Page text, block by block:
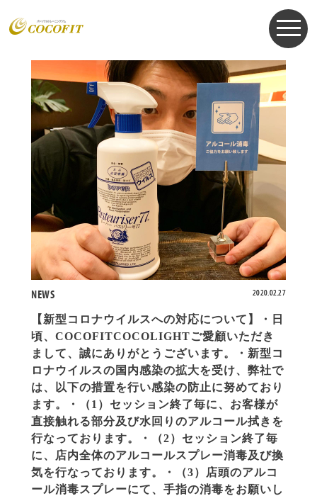
2020.02.27
NEWS
【新型コロナウイルスへの対応について】・日
頃、COCOFITCOCOLIGHTご愛顧いただき
まして、誠にありがとうございます。・新型コ
ロナウイルスの国内感染の拡大を受け、弊社で
は、以下の措置を行い感染の防止に努めており
ます。・（1）セッション終了毎に、お客様が
直接触れる部分及び水回りのアルコール拭きを
行なっております。・（2）セッション終了毎
に、店内全体のアルコールスプレー消毒及び換
気を行なっております。・（3）店頭のアルコ
ール消毒スプレーにて、手指の消毒をお願いし